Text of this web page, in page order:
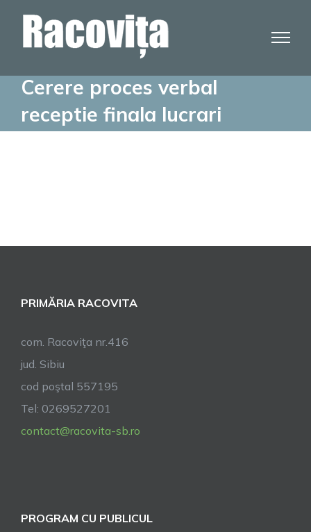
Cerere proces verbal
receptie finala lucrari
PRIMĂRIA RACOVITA
com. Racoviţa nr.416
jud. Sibiu
cod poştal 557195
Tel: 0269527201
contact@racovita-sb.ro
PROGRAM CU PUBLICUL